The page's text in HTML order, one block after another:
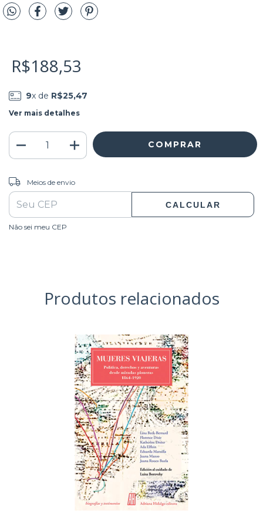
R$188,53
9x de R$25,47
Ver mais detalhes
Entregas para o CEP:
Meios de envio
CALCULAR
Não sei meu CEP
Produtos relacionados